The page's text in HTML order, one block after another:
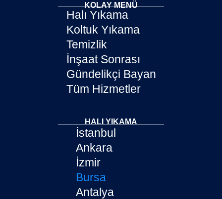
KOLAY MENÜ
Halı Yıkama
Koltuk Yıkama
Temizlik
İnşaat Sonrası
Gündelikçi Bayan
Tüm Hizmetler
HALI YIKAMA
İstanbul
Ankara
İzmir
Bursa
Antalya